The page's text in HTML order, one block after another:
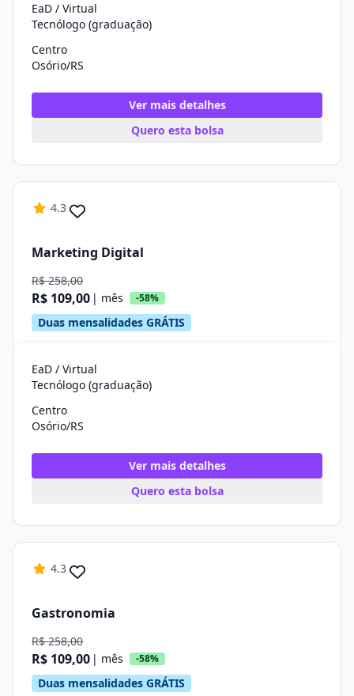
EaD / Virtual
Tecnólogo (graduação)
Centro
Osório/RS
Ver mais detalhes
Quero esta bolsa
4.3
Marketing Digital
R$ 258,00
R$ 109,00 | mês -58%
Duas mensalidades GRÁTIS
EaD / Virtual
Tecnólogo (graduação)
Centro
Osório/RS
Ver mais detalhes
Quero esta bolsa
4.3
Gastronomia
R$ 258,00
R$ 109,00 | mês -58%
Duas mensalidades GRÁTIS